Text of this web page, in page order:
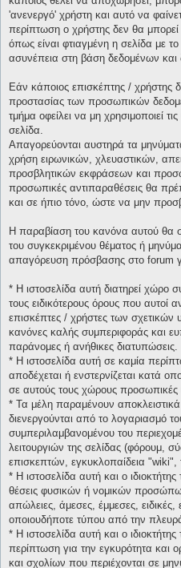
'ανενεργό' χρήστη και αυτό να
περίπτωση ο χρήστης δεν θα μπορεί
όπως είναι φτιαγμένη η σελίδα με
ασυνέπεια στη βάση δεδομένων και
Εάν κάποιος επισκέπτης / χρήστης
προστασίας των προσωπικών
τμήμα οφείλει να μη χρησιμοποιεί
σελίδα.
Απαγορεύονται αυστηρά τα
χρήση ειρωνικών, χλευαστικών,
προσβλητικών εκφράσεων και
προσωπικές αντιπαραθέσεις θα
και σε ήπιο τόνο, ώστε να μην
Η παραβίαση του κανόνα αυτού θα
του συγκεκριμένου θέματος ή
απαγόρευση πρόσβασης στο forum
* H ιστοσελίδα αυτή διατηρεί
τους ειδικότερους όρους που
επισκέπτες / χρήστες των σχετικών
κανόνες καλής συμπεριφοράς και
παράνομες ή ανήθικες διατυπώσεις.
* H ιστοσελίδα αυτή σε καμία
αποδέχεται ή ενστερνίζεται κατά
σε αυτούς τους χώρους προσωπικές
* Τα μέλη παραμένουν
διενεργούνται από το λογαριασμό
συμπεριλαμβανομένου του
λειτουργιών της σελίδας (φόρουμ,
επισκεπτών, εγκυκλοπαίδεια "wiki",
* H ιστοσελίδα αυτή και ο
θέσεις φυσικών ή νομικών
απώλειες, άμεσες, έμμεσες,
οποιουδήποτε τύπου από την
* H ιστοσελίδα αυτή και ο
περίπτωση για την εγκυρότητα και
και σχολίων που περιέχονται σε